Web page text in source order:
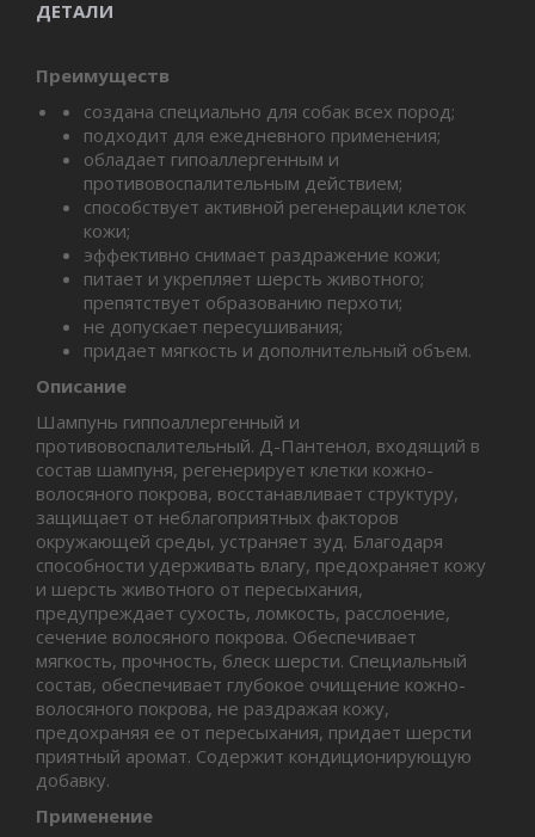
ДЕТАЛИ
Преимуществ
создана специально для собак всех пород;
подходит для ежедневного применения;
обладает гипоаллергенным и
противовоспалительным действием;
способствует активной регенерации клеток
кожи;
эффективно снимает раздражение кожи;
питает и укрепляет шерсть животного;
препятствует образованию перхоти;
не допускает пересушивания;
придает мягкость и дополнительный объем.
Описание
Шампунь гиппоаллергенный и
противовоспалительный. Д-Пантенол, входящий в
состав шампуня, регенерирует клетки кожно-
волосяного покрова, восстанавливает структуру,
защищает от неблагоприятных факторов
окружающей среды, устраняет зуд. Благодаря
способности удерживать влагу, предохраняет кожу
и шерсть животного от пересыхания,
предупреждает сухость, ломкость, расслоение,
сечение волосяного покрова. Обеспечивает
мягкость, прочность, блеск шерсти. Специальный
состав, обеспечивает глубокое очищение кожно-
волосяного покрова, не раздражая кожу,
предохраняя ее от пересыхания, придает шерсти
приятный аромат. Содержит кондиционирующую
добавку.
Применение